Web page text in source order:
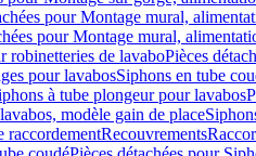
pour Montage mural,
pour Montage mural,
robinetteries de lavaboPièces
pour lavabosSiphons en tube
à tube plongeur pour lavabos
modèle gain de place
raccordementRecouvrements